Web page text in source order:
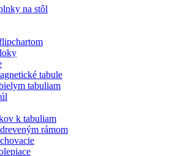
na stôl
tabule
tabuliam
k tabuliam
rámom